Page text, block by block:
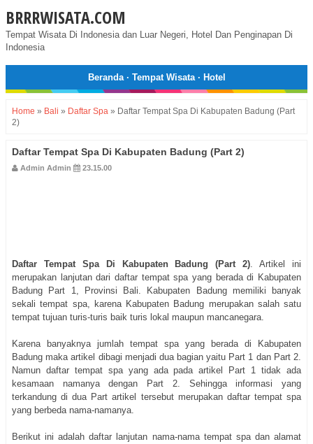
BRRRWISATA.COM
Tempat Wisata Di Indonesia dan Luar Negeri, Hotel Dan Penginapan Di
Indonesia
Beranda· Tempat Wisata· Hotel
Home » Bali » Daftar Spa » Daftar Tempat Spa Di Kabupaten Badung (Part
2)
Daftar Tempat Spa Di Kabupaten Badung (Part 2)
Admin Admin 23.15.00
Daftar Tempat Spa Di Kabupaten Badung(Part 2). Artikel ini
merupakan lanjutan dari daftar tempat spa yang berada di Kabupaten
Badung Part 1, Provinsi Bali. Kabupaten Badung memiliki banyak
sekali tempat spa, karena Kabupaten Badung merupakan salah satu
tempat tujuan turis-turis baik turis lokal maupun mancanegara.
Karena banyaknya jumlah tempat spa yang berada di Kabupaten
Badung maka artikel dibagi menjadi dua bagian yaitu Part 1 dan Part 2.
Namun daftar tempat spa yang ada pada artikel Part 1 tidak ada
kesamaan namanya dengan Part 2. Sehingga informasi yang
terkandung di dua Part artikel tersebut merupakan daftar tempat spa
yang berbeda nama-namanya.
Berikut ini adalah daftar lanjutan nama-nama tempat spa dan alamat